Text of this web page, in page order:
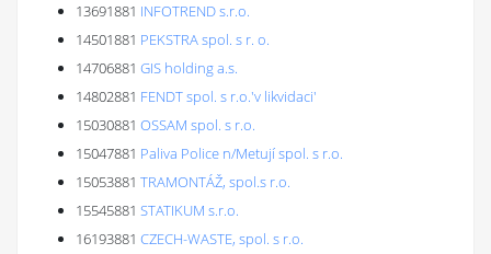
13691881 INFOTREND s.r.o.
14501881 PEKSTRA spol. s r. o.
14706881 GIS holding a.s.
14802881 FENDT spol. s r.o.'v likvidaci'
15030881 OSSAM spol. s r.o.
15047881 Paliva Police n/Metují spol. s r.o.
15053881 TRAMONTÁŽ, spol.s r.o.
15545881 STATIKUM s.r.o.
16193881 CZECH-WASTE, spol. s r.o.